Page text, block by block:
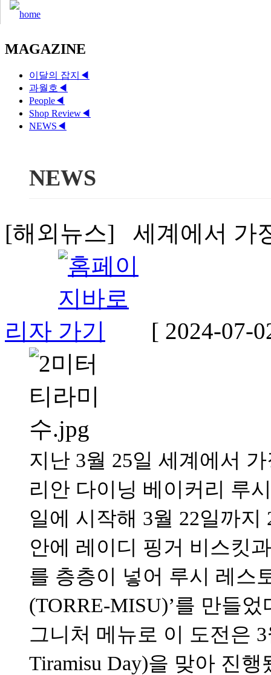
MAGAZINE
이달의 잡지 ◀
과월호 ◀
People◀
Shop Review◀
NEWS ◀
NEWS
[해외뉴스] 세계에서 가
리자 [ 2024-07-
지난 3월 25일 세계에서
리안 다이닝 베이커리 루
일에 시작해 3월 22일까
안에 레이디 핑거 비스킷
를 층층이 넣어 루시 레스
(TORRE-MISU)’를 만들
그니처 메뉴로 이 도전은
Tiramisu Day)을 맞아 진